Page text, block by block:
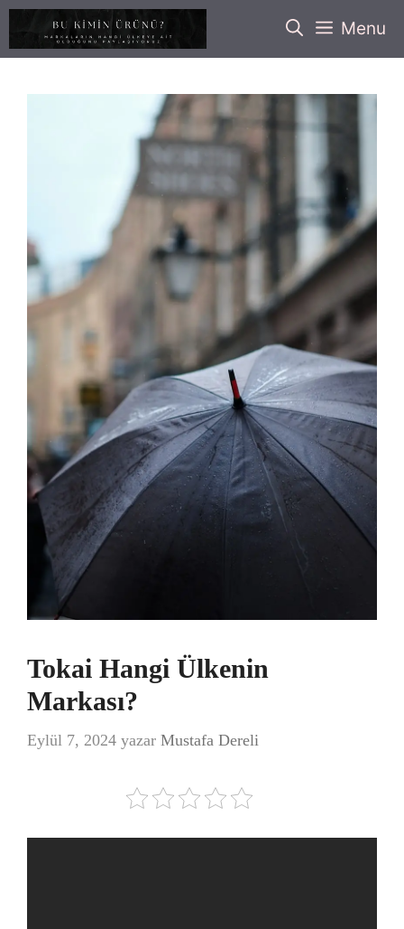
İçeriğe
Menu
Tokai Hangi Ülkenin
Markası?
Eylül 7, 2024 yazar Mustafa Dereli